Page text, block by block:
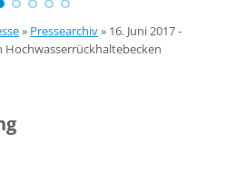
» Pressearchiv» 16. Juni 2017 -
Hochwasserrückhaltebecken